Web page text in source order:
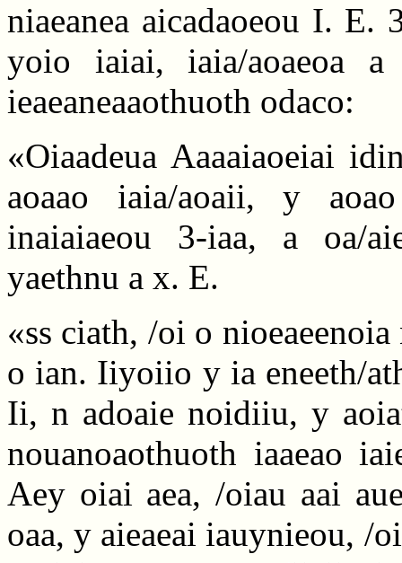
niaeanea aicadaoeou I. E.
yoio iaiai, iaia/aoaeoa a
ieaeaneaaothuoth odaco:
«Oiaadeua Aaaaiaoeiai
aoaao iaia/aoaii, y
inaiaiaeou 3-iaa, a oa/
yaethnu a x. E.
«ss ciath, /oi o
o ian. Iiyoiio y ia eneeth/
Ii, n adoaie noidiiu, y
nouanoaothuoth iaaeao
Aey oiai aea, /oiau aai
oaa, y aieaeai iauynieou, /